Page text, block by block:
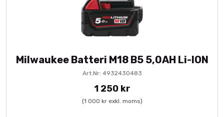
Milwaukee Batteri M18 B5 5,0AH Li-ION
Art.Nr: 4932430483
1 250 kr
(1 000 kr exkl. moms)